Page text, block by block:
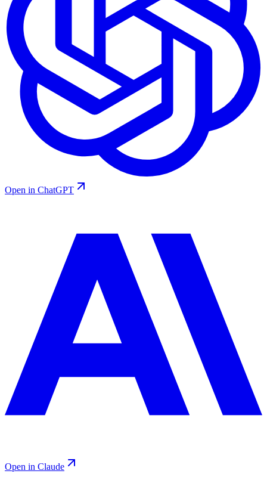
Open in ChatGPT
Open in Claude